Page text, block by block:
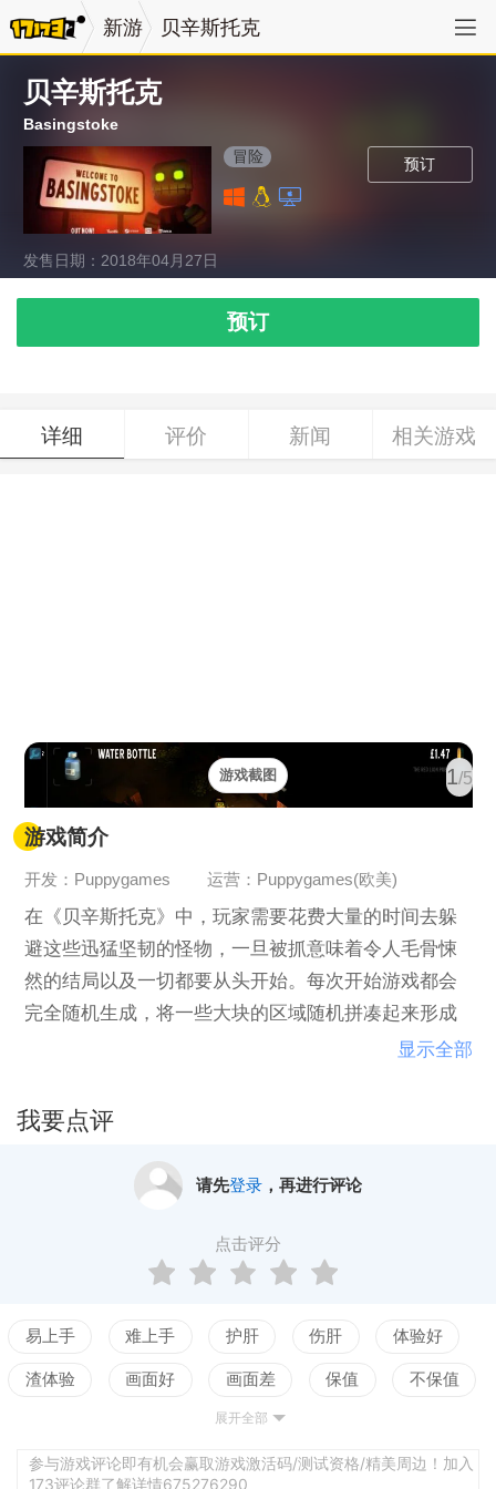
新游 贝辛斯托克
贝辛斯托克
Basingstoke
预订
冒险
发售日期：2018年04月27日
预订
详细 评价 新闻 相关游戏
1/5
游戏截图
游戏简介
开发：Puppygames 运营：Puppygames(欧美)
在《贝辛斯托克》中，玩家需要花费大量的时间去躲
避这些迅猛坚韧的怪物，一旦被抓意味着令人毛骨悚
然的结局以及一切都要从头开始。每次开始游戏都会
完全随机生成，将一些大块的区域随机拼凑起来形成
独特的关卡。玩家可以在游戏中找到武器，从霰弹枪
机，采购一些有用的装备来逃离这个城市。
显示全部
我要点评
请先登录，再进行评论
点击评分
易上手 难上手 护肝 伤肝 体验好
渣体验 画面好 画面差 保值 不保值
测试
配乐佳 配乐差 强交互 弱交互
展开全部
参与游戏评论即有机会赢取游戏激活码/测试资格/精美周边！加入
173评论群了解详情675276290